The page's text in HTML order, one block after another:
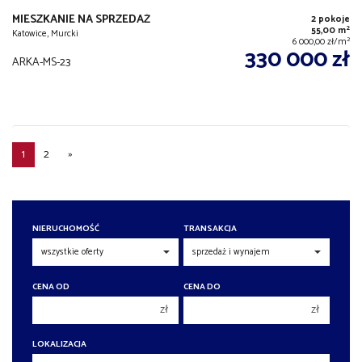
MIESZKANIE NA SPRZEDAŻ
Katowice, Murcki
2 pokoje
55,00 m2
6 000,00 zł/m2
ARKA-MS-23 330 000 zł
1 2 »
NIERUCHOMOŚĆ TRANSAKCJA
CENA OD
zł
CENA DO
zł
LOKALIZACJA